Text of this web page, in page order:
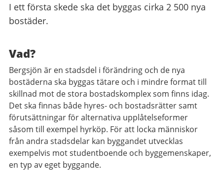
I ett första skede ska det byggas cirka 2 500 nya
bostäder.
Vad?
Bergsjön är en stadsdel i förändring och de nya
bostäderna ska byggas tätare och i mindre format till
skillnad mot de stora bostadskomplex som finns idag.
Det ska finnas både hyres- och bostadsrätter samt
förutsättningar för alternativa upplåtelseformer
såsom till exempel hyrköp. För att locka människor
från andra stadsdelar kan byggandet utvecklas
exempelvis mot studentboende och byggemenskaper,
en typ av eget byggande.